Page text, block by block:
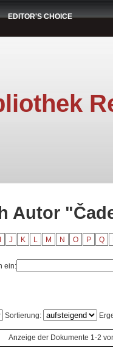
EDITOR'S CHOICE
Autor
J K L M N O P Q
ein:
Sortierung:
Anzeige der Dokumente 1-2